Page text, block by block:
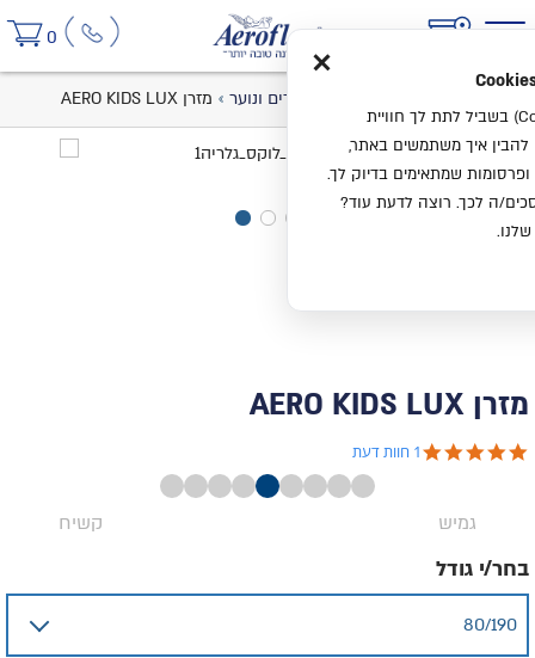
0
מזרנים לילדים ונוער מזרן AERO KIDS LUX
מזרן AERO KIDS LUX
5.0 star rating1 חוות דעת
גמיש קשיח
בחר/י גודל
×
אנחנו משתמשים בעוגיות (Cookies) בשביל לתת לך חוויית
להבין איך משתמשים באתר,
שמתאימים בדיוק לך.
ה לכך. רוצה לדעת עוד?